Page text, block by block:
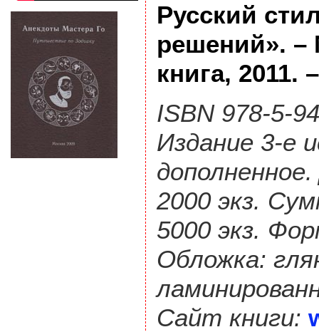
Русский
решений». –
книга, 2011.
ISBN 978-5-
Издание 3-е
2000 экз.
5000 экз.
Обложка:
Сайт книги: